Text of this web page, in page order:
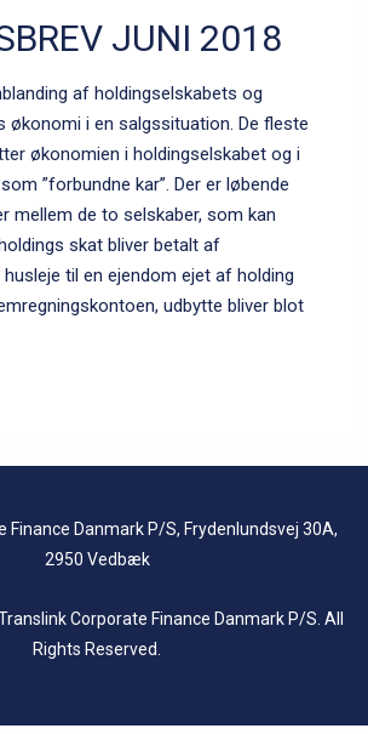
JUNI 2018
af holdingselskabets og
økonomi i en salgssituation. De fleste
økonomien i holdingselskabet og i
”forbundne kar”. Der er løbende
mellem de to selskaber, som kan
skat bliver betalt af
til en ejendom ejet af holding
udbytte bliver blot
Finance Danmark P/S, Frydenlundsvej 30A,
2950 Vedbæk
Corporate Finance Danmark P/S. All
Rights Reserved.